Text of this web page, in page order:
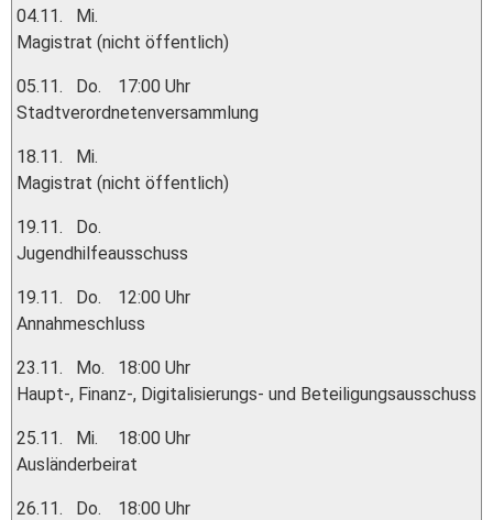
04.11.
Mi.
Magistrat (nicht öffentlich)
05.11. Do.
17:00 Uhr
Stadtverordnetenversammlung
18.11.
Mi.
Magistrat (nicht öffentlich)
19.11.
Do.
Jugendhilfeausschuss
19.11. Do.
12:00 Uhr
Annahmeschluss
23.11. Mo.
18:00 Uhr
Haupt-, Finanz-, Digitalisierungs- und Beteiligungsausschuss
25.11. Mi.
18:00 Uhr
Ausländerbeirat
26.11. Do.
18:00 Uhr